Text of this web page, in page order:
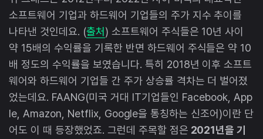
소프트웨어 기업과 하드웨어 기업들의 주가 지수 추이를
나타낸 것인데요. (출처) 소프트웨어 주식들은 10년 사이
약 15배의 수익률을 기록한 반면 하드웨어 주식들은 약 10
배 정도의 수익률을 보였습니다. 특히 2018년 이후 소프트
웨어와 하드웨어 기업들 간 주가 상승률 격차는 더 벌어졌
었는데요. FAANG(미국 거대 IT기업들인 Facebook, App
le, Amazon, Netflix, Google을 통칭하는 신조어)이란 단
어도 이 때 등장했었죠. 그런데 주목할 점은 2021년을 기